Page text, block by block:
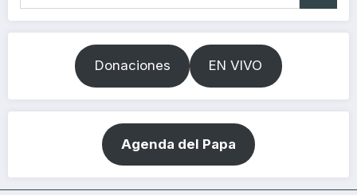
Donaciones EN VIVO
Agenda del Papa